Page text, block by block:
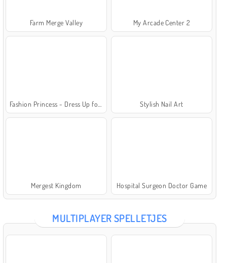
Farm Merge Valley My Arcade Center 2
Stylish Nail Art
Mergest Kingdom Hospital Surgeon Doctor Game
MULTIPLAYER SPELLETJES